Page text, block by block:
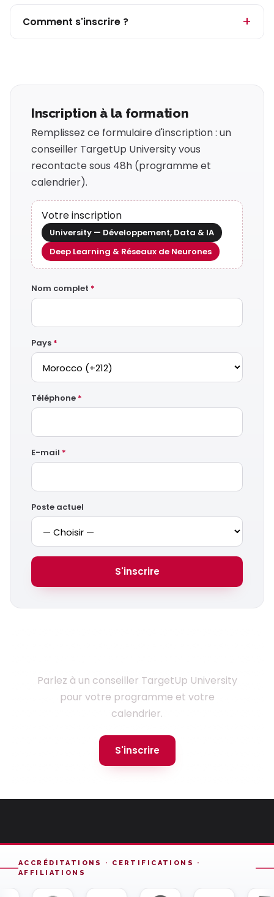
Comment s'inscrire ?
Inscription à la formation
Remplissez ce formulaire d'inscription : un
conseiller TargetUp University vous
recontacte sous 48h (programme et
calendrier).
Votre inscription
University — Développement, Data & IA
Deep Learning & Réseaux de Neurones
Nom complet *
Pays *
Téléphone *
E-mail *
Poste actuel
S'inscrire
Parlez à un conseiller TargetUp University
pour votre programme et votre
calendrier.
S'inscrire
ACCRÉDITATIONS · CERTIFICATIONS ·
AFFILIATIONS